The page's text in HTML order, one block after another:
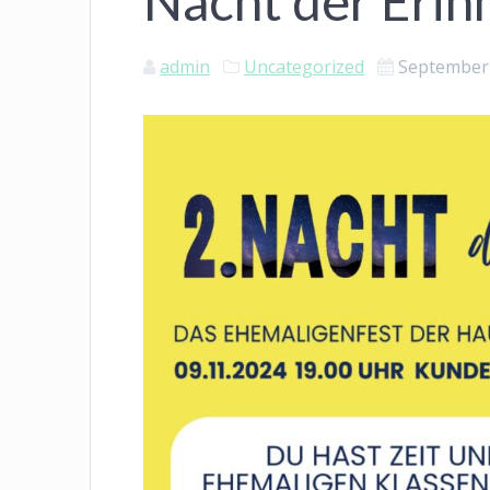
admin Uncategorized